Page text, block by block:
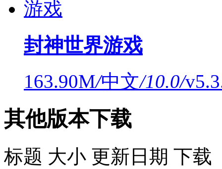
封神世界游戏
163.90M/中文/10.0/
其他版本下载
标题 大小 更新日期 下载